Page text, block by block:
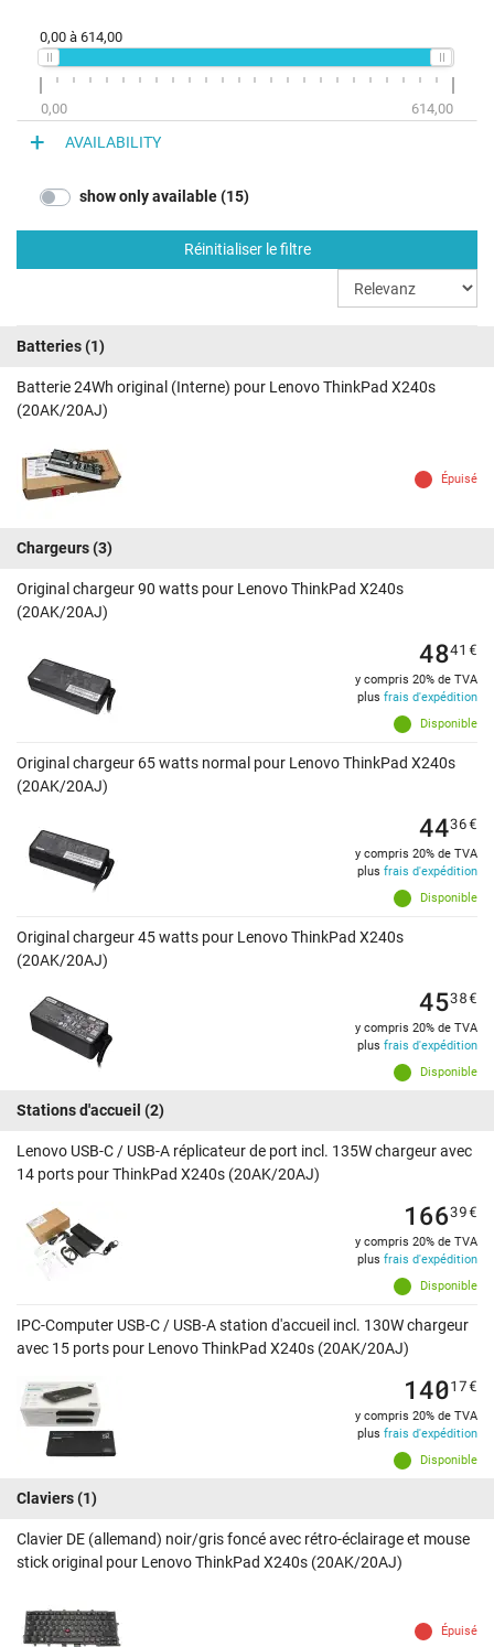
0,00 à 614,00
0,00 614,00
AVAILABILITY
show only available (15)
Réinitialiser le filtre
Batteries(1)
Batterie 24Wh original (Interne) pour Lenovo ThinkPad X240s
(20AK/20AJ)
Épuisé
Chargeurs(3)
Original chargeur 90 watts pour Lenovo ThinkPad X240s
(20AK/20AJ)
Disponible
4841 €
y compris 20% de TVA
plus frais d'expédition
Original chargeur 65 watts normal pour Lenovo ThinkPad X240s
(20AK/20AJ)
Disponible
4436€
y compris 20% de TVA
plus frais d'expédition
Original chargeur 45 watts pour Lenovo ThinkPad X240s
(20AK/20AJ)
Disponible
4538€
y compris 20% de TVA
plus frais d'expédition
Stations d'accueil (2)
Lenovo USB-C / USB-A réplicateur de port incl. 135W chargeur avec
14 ports pour ThinkPad X240s (20AK/20AJ)
Disponible
16639€
y compris 20% de TVA
plus frais d'expédition
IPC-Computer USB-C / USB-A station d'accueil incl. 130W chargeur
avec 15 ports pour Lenovo ThinkPad X240s (20AK/20AJ)
Disponible
14017€
y compris 20% de TVA
plus frais d'expédition
Claviers(1)
Clavier DE (allemand) noir/gris foncé avec rétro-éclairage et mouse
stick original pour Lenovo ThinkPad X240s (20AK/20AJ)
Épuisé